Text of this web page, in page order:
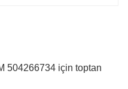
504266734 için toptan